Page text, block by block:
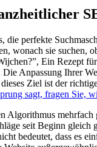
die perfekte
wonach sie suchen,
Ein Rezept
Die Anpassung Ihrer
Ziel ist der
sagt, fragen Sie,
Algorithmus mehrfach
seit Beginn gleich
bedeutet, dass es